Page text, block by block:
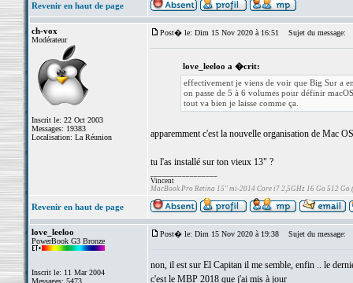
Revenir en haut de page
ch-vox
Modérateur
Inscrit le: 22 Oct 2003
Messages: 19383
Localisation: La Réunion
Post� le: Dim 15 Nov 2020 à 16:51 Sujet du message:
love_leeloo a �crit:
effectivement je viens de voir que Big Sur a
on passe de 5 à 6 volumes pour définir
tout va bien je laisse comme ça.
apparemment c'est la nouvelle organisation de Mac
tu l'as installé sur ton vieux 13" ?
Vincent
MacBook Pro Retina 15" mi-2014 Core i7 2,5GHz 16 Go 512 Go
Revenir en haut de page
love_leeloo
PowerBook G3 Bronze
Inscrit le: 11 Mar 2004
Messages: 5473
Post� le: Dim 15 Nov 2020 à 19:38 Sujet du message:
non, il est sur El Capitan il me semble, enfin .. le
c'est le MBP 2018 que j'ai mis à jour